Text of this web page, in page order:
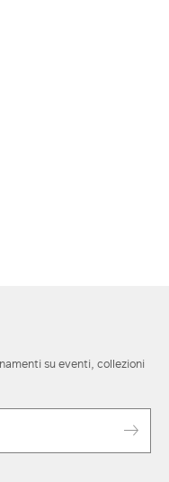
su eventi, collezioni